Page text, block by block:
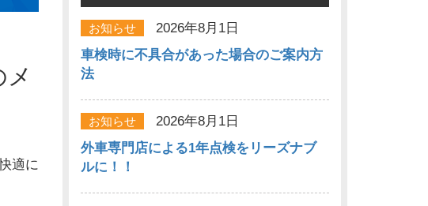
適に
お知らせ
2026年8月1日
車検時に不具合があった場合のご案内方
法
お知らせ
2026年8月1日
外車専門店による1年点検をリーズナブ
ルに！！